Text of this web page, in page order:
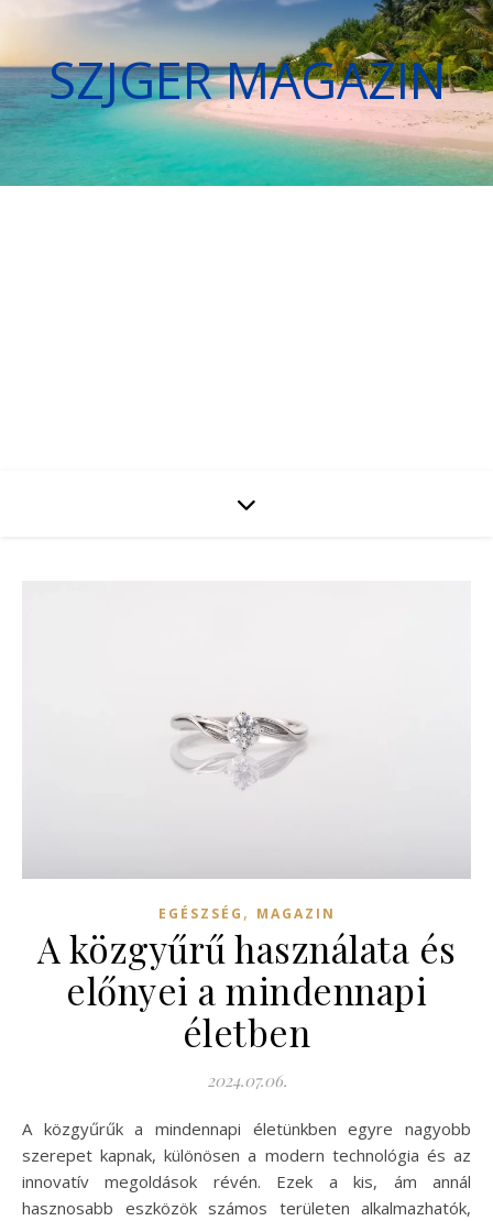
SZJGER MAGAZIN
EGÉSZSÉG , MAGAZIN
A közgyűrű használata és
előnyei a mindennapi
életben
2024.07.06.
A közgyűrűk a mindennapi életünkben egyre nagyobb
szerepet kapnak, különösen a modern technológia és az
innovatív megoldások révén. Ezek a kis, ám annál
hasznosabb eszközök számos területen alkalmazhatók,